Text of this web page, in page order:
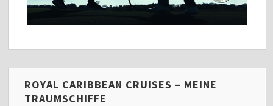
ROYAL CARIBBEAN CRUISES – MEINE
TRAUMSCHIFFE